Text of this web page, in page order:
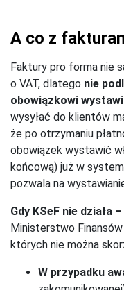
A co z
Faktury pro forma nie
o VAT, dlatego nie
obowiązkowi
wysyłać do klientów
że po otrzymaniu
obowiązek wystawić
końcową) już w
pozwala na
Gdy KSeF nie działa
Ministerstwo
których nie można
W przypadku